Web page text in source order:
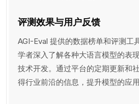
评测效果与用户反馈
AGI-Eval 提供的数据榜单和评测工
学者深入了解各种大语言模型的表
技术开发。通过平台的定期更新和
得行业前沿的信息，提升模型的应用